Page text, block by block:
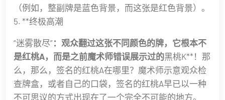
（例如，整副牌是蓝色背景，而这张是红色背景）。
5. **终极高潮
“迷雾散尽”：观众翻过这张不同颜色的牌，它根本不
是红桃A，而是之前魔术师错误展示过的黑桃K**！那
么，那么，签名的红桃A在哪里？魔术师示意观众检
查牌盒，或者自己的口袋，签名的红桃A早已以一种
不可思议的方式出现在了一个完全不可能的地方。